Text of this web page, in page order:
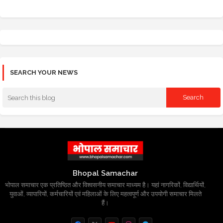
SEARCH YOUR NEWS
Bhopal Samachar
भोपाल समाचार एक प्रतिष्ठित और विश्वसनीय समाचार माध्यम है। यहां नागरिकों, विद्यार्थियों,
युवाओं, व्यापारियों, कर्मचारियों एवं महिलाओं के लिए महत्वपूर्ण और उपयोगी समाचार मिलते
हैं।